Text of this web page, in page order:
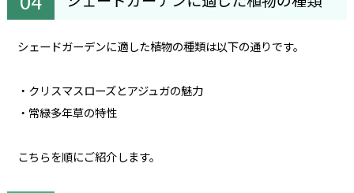
シェードガーデンに適した植物の種類は以下の通りです。
・クリスマスローズとアジュガの魅力
・常緑多年草の特性
こちらを順にご紹介します。